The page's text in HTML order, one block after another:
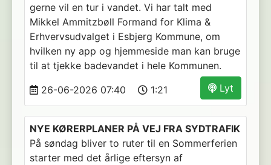
gerne vil en tur i vandet. Vi har talt med
Mikkel Ammitzbøll Formand for Klima &
Erhvervsudvalget i Esbjerg Kommune, om
hvilken ny app og hjemmeside man kan bruge
til at tjekke badevandet i hele Kommunen.
Lyt
26-06-2026 07:40 1:21
NYE KØRERPLANER PÅ VEJ FRA SYDTRAFIK
På søndag bliver to ruter til en Sommerferien
starter med det årlige eftersyn af